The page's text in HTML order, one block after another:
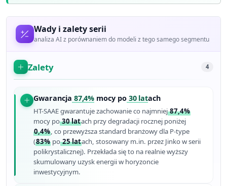
Wady i zalety serii
analiza AI z porównaniem do modeli z tego samego segmentu
Zalety 4
Gwarancja 87,4% mocy po30 latach
HT-SAAE gwarantuje zachowanie co najmniej87,4%
mocy po30 latach przy degradacji rocznej poniżej
0,4%, co przewyższa standard branżowy dla P-type
(83% po25 latach, stosowany m.in. przez Jinko w serii
polikrystalicznej). Przekłada się to na realnie wyższy
skumulowany uzysk energii w horyzoncie
inwestycyjnym.